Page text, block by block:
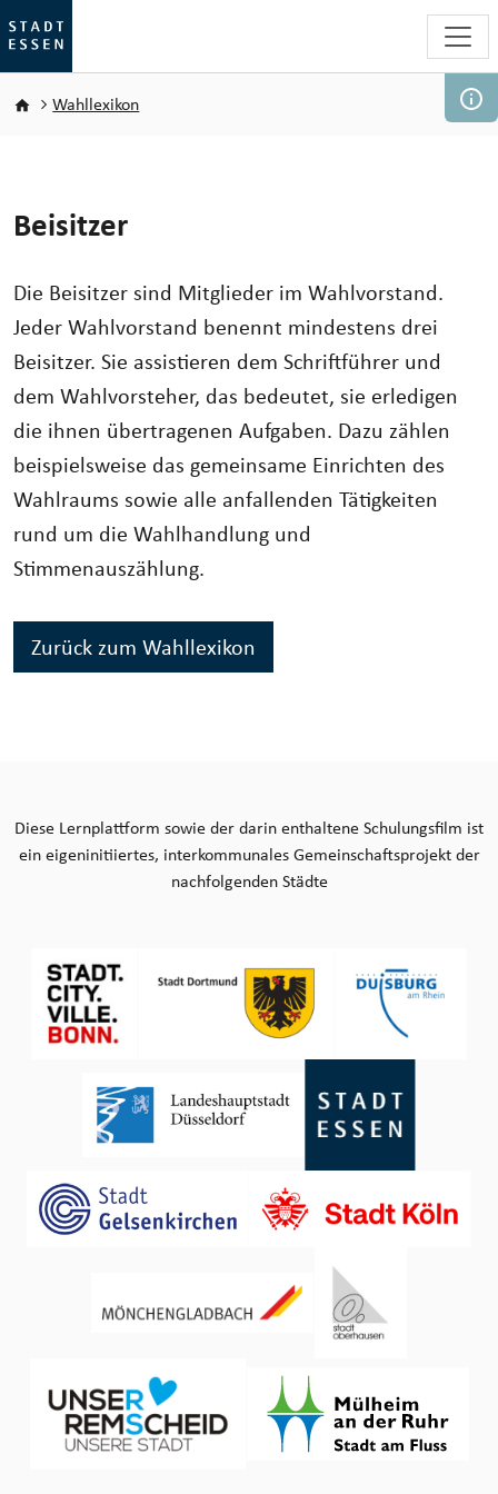
Pfadnavigation
Wahllexikon
Beisitzer
Die Beisitzer sind Mitglieder im Wahlvorstand.
Jeder Wahlvorstand benennt mindestens drei
Beisitzer. Sie assistieren dem Schriftführer und
dem Wahlvorsteher, das bedeutet, sie erledigen
die ihnen übertragenen Aufgaben. Dazu zählen
beispielsweise das gemeinsame Einrichten des
Wahlraums sowie alle anfallenden Tätigkeiten
rund um die Wahlhandlung und
Stimmenauszählung.
Zurück zum Wahllexikon
Diese Lernplattform sowie der darin enthaltene Schulungsfilm ist
ein eigeninitiiertes, interkommunales Gemeinschaftsprojekt der
nachfolgenden Städte